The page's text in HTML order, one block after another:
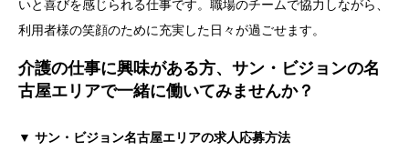
いと喜びを感じられる仕事です。職場のチームで協力しながら、
利用者様の笑顔のために充実した日々が過ごせます。
介護の仕事に興味がある方、サン・ビジョンの名
古屋エリアで一緒に働いてみませんか？
▼ サン・ビジョン名古屋エリアの求人応募方法